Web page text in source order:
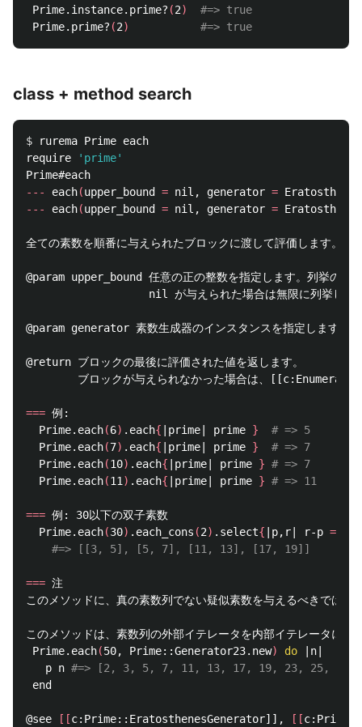
Prime.instance.prime? (2)
#=> true
Prime.prime? (2) #=> true
class + method search
$
rurema Prime each
require
'prime'
---
each(upper_bound = nil, generator =
---
each(upper_bound = nil, generator =
全ての素数を順番に与えられたブロックに渡して評価します。
@param upper_bound 任意の正の整数を指定します。列挙の上
nil が与えられた場合は無限に列挙し続
@param generator 素数生成器のインスタンスを指定します。
@return ブロックの最後に評価された値を返します。
ブロックが与えられなかった場合は、
=== 例:
  Prime.each
(6) .each{ |prime| prime }
# => 5
  Prime.each
(7) .each{ |prime| prime }
# => 7
  Prime.each
(10) .each{ |prime| prime } # => 7
  Prime.each
(11 ) .each{ |prime| prime } # => 11
=== 例: 30以下の双子素数
  Prime.each
(30) .each_cons (2) .select{ |p,r| r-p ==
#=> [[3, 5], [5, 7], [11, 13], [17, 19]]
=== 注
このメソッドに、真の素数列でない疑似素数を与えるべきではあ
このメソッドは、素数列の外部イテレータを内部イテレータに
Prime.each(50, Prime::Generator23.new) do |n|
   p n
#=> [2, 3, 5, 7, 11, 13, 17, 19, 23, 25, 29,
end
@see [[c:Prime::EratosthenesGenerator]], [[